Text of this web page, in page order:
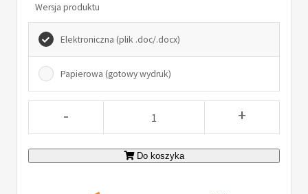
Wersja produktu
Elektroniczna (plik .doc/.docx)
Papierowa (gotowy wydruk)
- +
Do koszyka